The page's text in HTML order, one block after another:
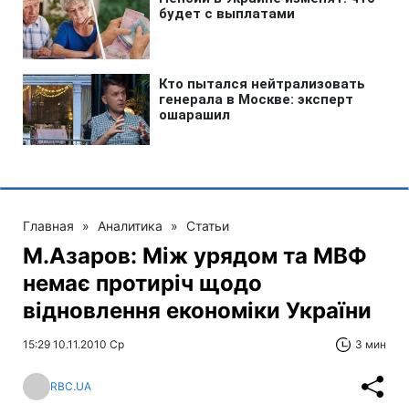
Главная » Аналитика » Статьи
М.Азаров: Між урядом та МВФ
немає протиріч щодо
відновлення економіки України
15:29 10.11.2010 Ср 3 мин
RBC.UA